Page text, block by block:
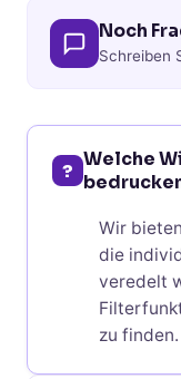
Noch
Schreiben
? Welche
Wir
die
veredelt
zu finden.